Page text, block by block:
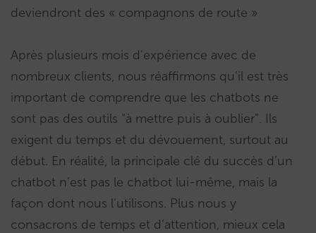
deviendront des « compagnons de route »
Après plusieurs mois d’expérience avec de
nombreux clients, nous réaffirmons qu’il est très
important de comprendre que les chatbots ne
sont pas des outils “à mettre puis à oublier”. Ils
exigent du temps et du dévouement, surtout au
début. En réalité, la principale clé du succès d’un
chatbot n’est pas le chatbot lui-même, mais la
façon dont nous l’utilisons. Plus nous y
consacrons de temps et d’attention, mieux cela